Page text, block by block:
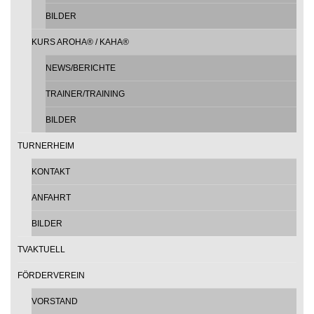
BILDER
KURS AROHA® / KAHA®
NEWS/BERICHTE
TRAINER/TRAINING
BILDER
TURNERHEIM
KONTAKT
ANFAHRT
BILDER
TVAKTUELL
FÖRDERVEREIN
VORSTAND